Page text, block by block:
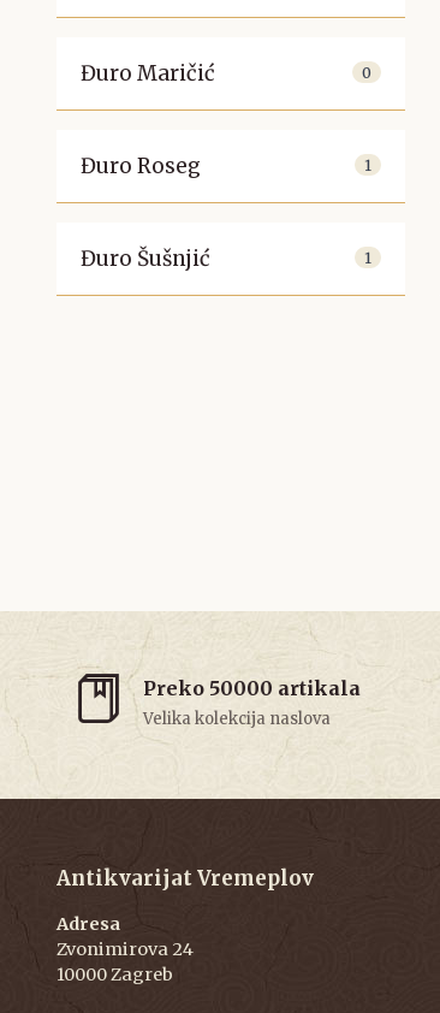
Đuro Maričić 0
Đuro Roseg 1
Đuro Šušnjić 1
Preko 50000 artikala
Velika kolekcija naslova
Antikvarijat Vremeplov
Adresa
Zvonimirova 24
10000 Zagreb